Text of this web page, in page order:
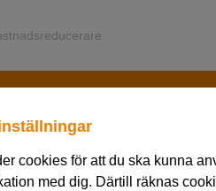
cookies för att du ska kunna
med dig. Därtill räknas
i Stuttgart– Save the date!